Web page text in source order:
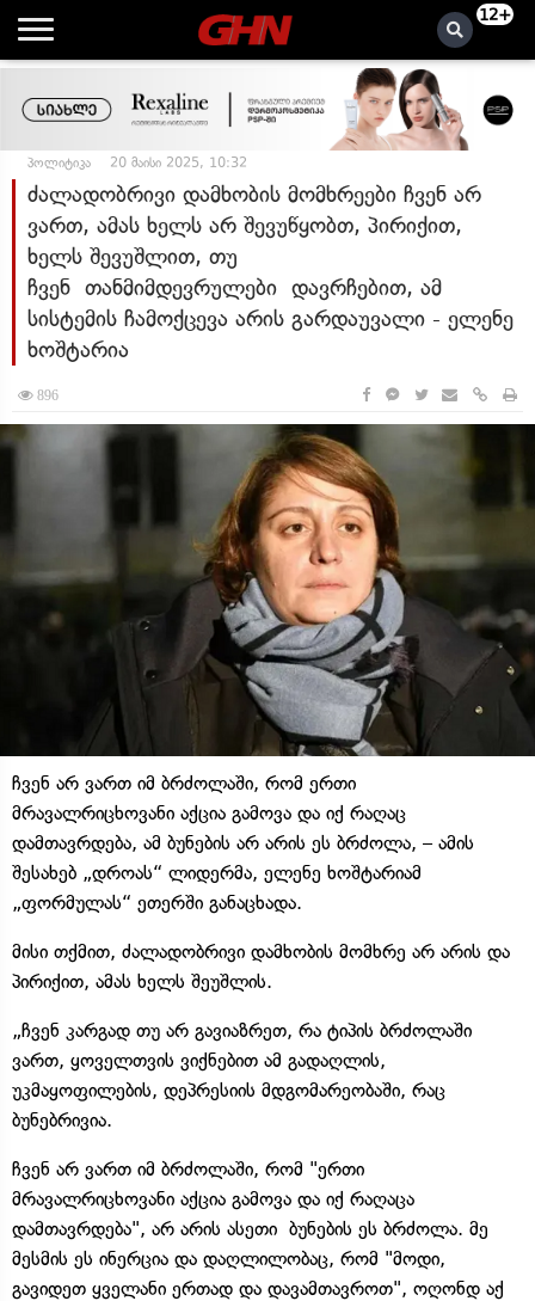
12+
პოლიტიკა 20 მაისი 2025, 10:32
ძალადობრივი დამხობის მომხრეები ჩვენ არ
ვართ, ამას ხელს არ შევუწყობთ, პირიქით,
ხელს შევუშლით, თუ
ჩვენ თანმიმდევრულები დავრჩებით, ამ
სისტემის ჩამოქცევა არის გარდაუვალი - ელენე
ხოშტარია
896
ჩვენ არ ვართ იმ ბრძოლაში, რომ ერთი
მრავალრიცხოვანი აქცია გამოვა და იქ რაღაც
დამთავრდება, ამ ბუნების არ არის ეს ბრძოლა, – ამის
შესახებ „დროას“ ლიდერმა, ელენე ხოშტარიამ
„ფორმულას“ ეთერში განაცხადა.
მისი თქმით, ძალადობრივი დამხობის მომხრე არ არის და
პირიქით, ამას ხელს შეუშლის.
„ჩვენ კარგად თუ არ გავიაზრეთ, რა ტიპის ბრძოლაში
ვართ, ყოველთვის ვიქნებით ამ გადაღლის,
უკმაყოფილების, დეპრესიის მდგომარეობაში, რაც
ბუნებრივია.
ჩვენ არ ვართ იმ ბრძოლაში, რომ "ერთი
მრავალრიცხოვანი აქცია გამოვა და იქ რაღაცა
დამთავრდება", არ არის ასეთი ბუნების ეს ბრძოლა. მე
მესმის ეს ინერცია და დაღლილობაც, რომ "მოდი,
გავიდეთ ყველანი ერთად და დავამთავროთ", ოღონდ აქ